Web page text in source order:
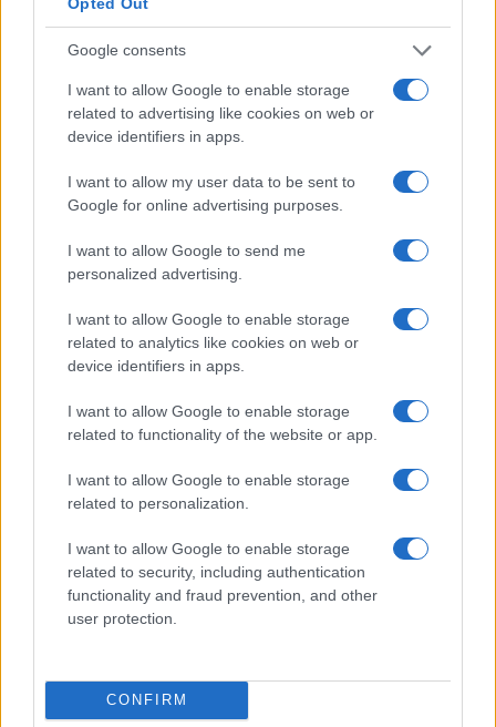
Google consents
I want to allow Google to enable storage
related to advertising like cookies on web or
device identifiers in apps.
I want to allow my user data to be sent to
Google for online advertising purposes.
I want to allow Google to send me
personalized advertising.
I want to allow Google to enable storage
related to analytics like cookies on web or
device identifiers in apps.
I want to allow Google to enable storage
related to functionality of the website or app.
I want to allow Google to enable storage
related to personalization.
I want to allow Google to enable storage
related to security, including authentication
functionality and fraud prevention, and other
user protection.
CONFIRM
ne vale sicuramente la pena. Dovresti essere in
Differenza salariale tipica per istruzione
per la maggior parte delle carriere
Confronto salariale del farmacista per
sesso
Sebbene il genere non dovrebbe avere un effetto
sulla retribuzione, in realtà lo fa. Quindi chi viene
pagato di più: uomini o donne? I dipendenti di
farmacisti uomini in Egitto guadagnano in media il
16% in più rispetto alle loro controparti donne.
Maschio
Femmina -14% 10.700 EGP
L’aumento e la diminuzione percentuali sono relativi al
valore precedente
Confronto salariale per sesso in Egitto per tutte
le carriere